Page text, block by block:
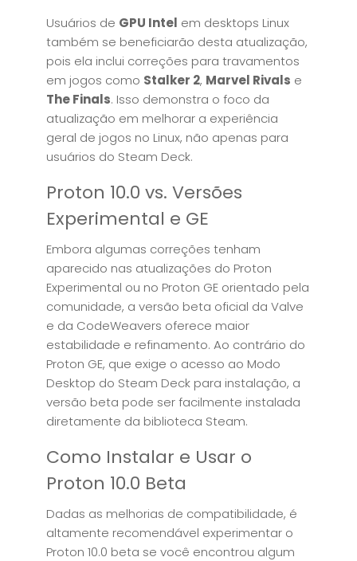
Usuários de GPU Intel em desktops Linux
também se beneficiarão desta atualização,
pois ela inclui correções para travamentos
em jogos como Stalker 2, Marvel Rivals e
The Finals. Isso demonstra o foco da
atualização em melhorar a experiência
geral de jogos no Linux, não apenas para
usuários do Steam Deck.
Proton 10.0 vs. Versões
Experimental e GE
Embora algumas correções tenham
aparecido nas atualizações do Proton
Experimental ou no Proton GE orientado pela
comunidade, a versão beta oficial da Valve
e da CodeWeavers oferece maior
estabilidade e refinamento. Ao contrário do
Proton GE, que exige o acesso ao Modo
Desktop do Steam Deck para instalação, a
versão beta pode ser facilmente instalada
diretamente da biblioteca Steam.
Como Instalar e Usar o
Proton 10.0 Beta
Dadas as melhorias de compatibilidade, é
altamente recomendável experimentar o
Proton 10.0 beta se você encontrou algum